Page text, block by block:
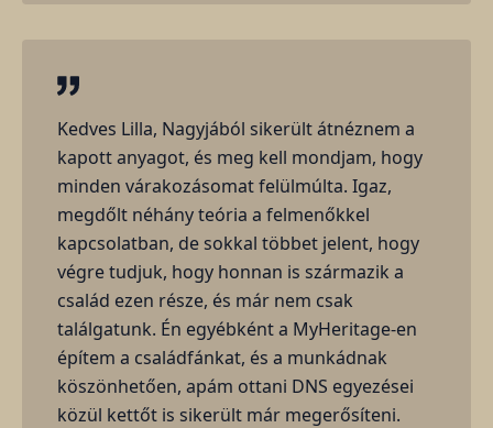
Kedves Lilla, Nagyjából sikerült átnéznem a
kapott anyagot, és meg kell mondjam, hogy
minden várakozásomat felülmúlta. Igaz,
megdőlt néhány teória a felmenőkkel
kapcsolatban, de sokkal többet jelent, hogy
végre tudjuk, hogy honnan is származik a
család ezen része, és már nem csak
találgatunk. Én egyébként a MyHeritage-en
építem a családfánkat, és a munkádnak
köszönhetően, apám ottani DNS egyezései
közül kettőt is sikerült már megerősíteni.